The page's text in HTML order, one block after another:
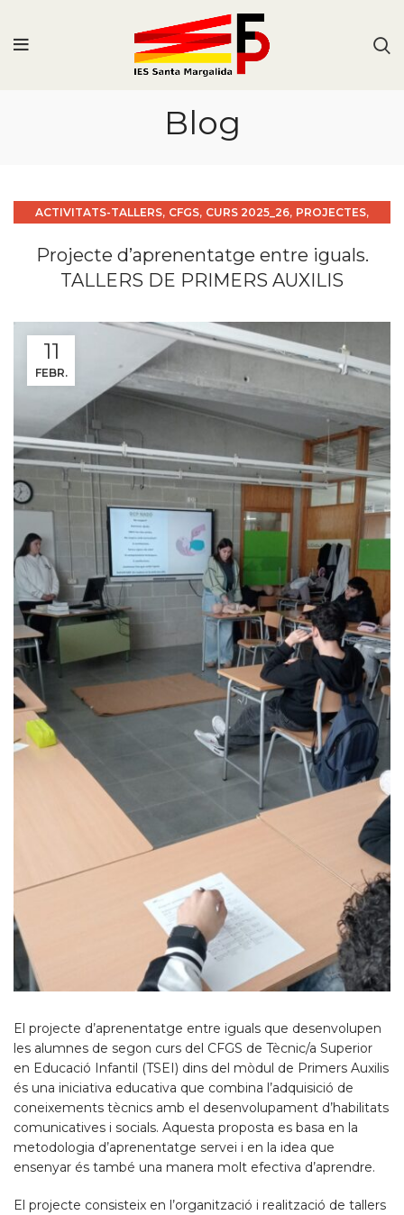
Blog
ACTIVITATS-TALLERS, CFGS, CURS 2025_26, PROJECTES,
Projecte d’aprenentatge entre iguals.
TALLERS DE PRIMERS AUXILIS
11
FEBR.
El projecte d’aprenentatge entre iguals que desenvolupen
les alumnes de segon curs del CFGS de Tècnic/a Superior
en Educació Infantil (TSEI) dins del mòdul de Primers Auxilis
és una iniciativa educativa que combina l’adquisició de
coneixements tècnics amb el desenvolupament d’habilitats
comunicatives i socials. Aquesta proposta es basa en la
metodologia d’aprenentatge servei i en la idea que
ensenyar és també una manera molt efectiva d’aprendre.
El projecte consisteix en l’organització i realització de tallers